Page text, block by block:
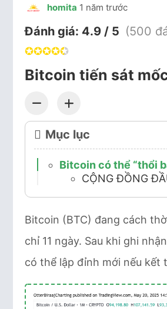
homita 1 năm trước
Đánh giá: 4.9 / 5 (500
✪✪✪✪✪
Bitcoin tiến sát
Mục lục
Bitcoin có thể “thổi
CỘNG ĐỒNG
Bitcoin (BTC) đang cách
chỉ 11 ngày. Sau khi ghi
có thể lập đỉnh mới nếu kết